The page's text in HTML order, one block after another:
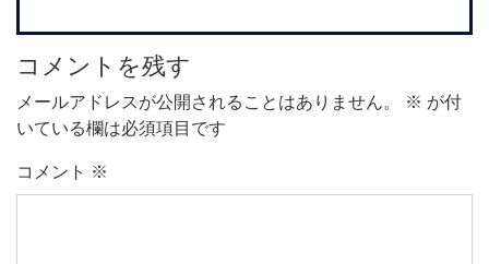
コメントを残す
メールアドレスが公開されることはありません。 ※ が付
いている欄は必須項目です
コメント ※